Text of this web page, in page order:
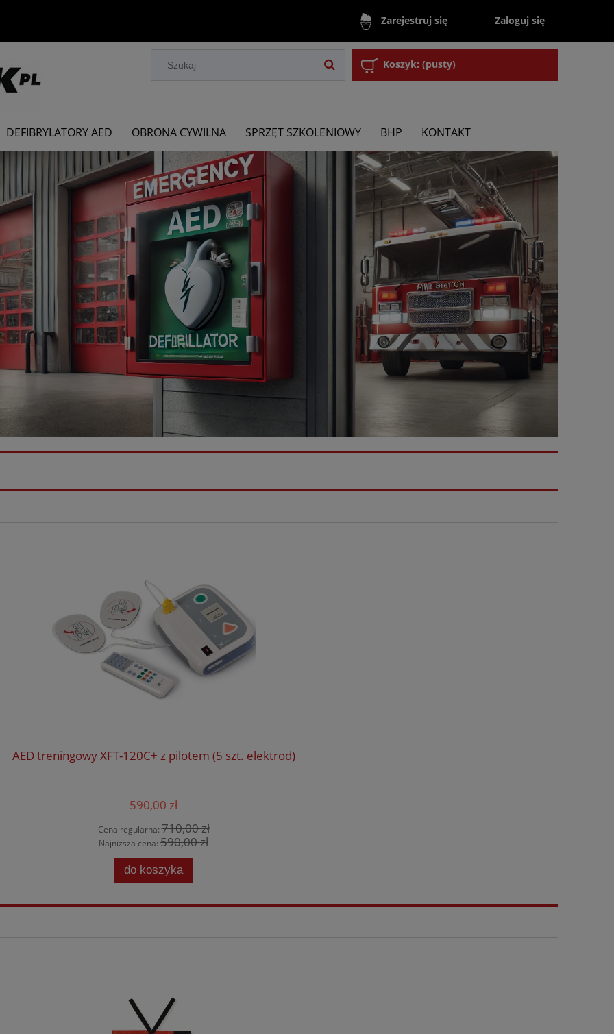
Zarejestruj się Zaloguj się
Koszyk: (pusty)
DEFIBRYLATORY AED OBRONA CYWILNA SPRZĘT SZKOLENIOWY BHP KONTAKT
AED treningowy XFT-120C+ z pilotem (5 szt. elektrod)
590,00 zł
Cena regularna:710,00 zł
Najniższa cena: 590,00 zł
do koszyka